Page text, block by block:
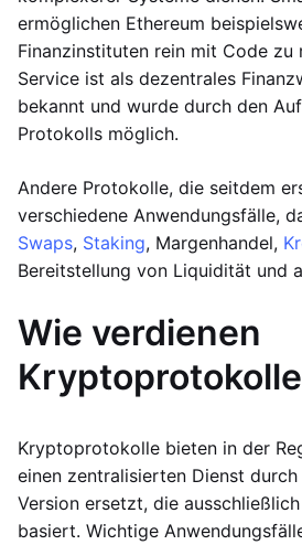
ermöglichen Ethereum
Finanzinstituten rein mit Code zu
Service ist als dezentrales
bekannt und wurde durch den
Protokolls möglich.
Andere Protokolle, die seitdem
verschiedene Anwendungsfälle,
Swaps, Staking, Margenhandel,
Bereitstellung von Liquidität und
Wie verdienen
Kryptoprotokolle bieten in der
einen zentralisierten Dienst
Version ersetzt, die
basiert. Wichtige